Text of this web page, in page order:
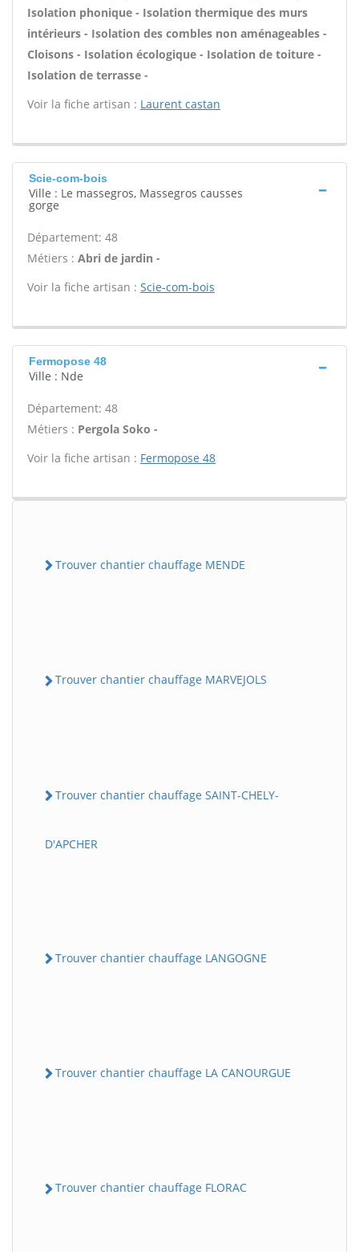
Isolation phonique - Isolation thermique des murs
intérieurs - Isolation des combles non aménageables -
Cloisons - Isolation écologique - Isolation de toiture -
Isolation de terrasse -
Voir la fiche artisan : Laurent castan
Scie-com-bois
Ville : Le massegros, Massegros causses
gorge
Département: 48
Métiers : Abri de jardin -
Voir la fiche artisan : Scie-com-bois
Fermopose 48
Ville : Nde
Département: 48
Métiers : Pergola Soko -
Voir la fiche artisan : Fermopose 48
Trouver chantier chauffage MENDE
Trouver chantier chauffage MARVEJOLS
Trouver chantier chauffage SAINT-CHELY-
D'APCHER
Trouver chantier chauffage LANGOGNE
Trouver chantier chauffage LA CANOURGUE
Trouver chantier chauffage FLORAC